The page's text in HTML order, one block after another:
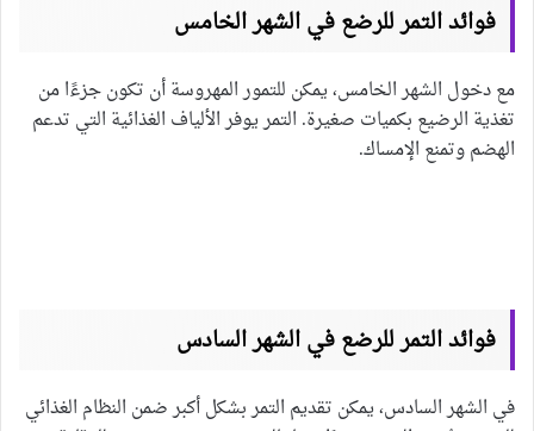
فوائد التمر للرضع في الشهر الخامس
مع دخول الشهر الخامس، يمكن للتمور المهروسة أن تكون جزءًا من
تغذية الرضيع بكميات صغيرة. التمر يوفر الألياف الغذائية التي تدعم
الهضم وتمنع الإمساك.
فوائد التمر للرضع في الشهر السادس
في الشهر السادس، يمكن تقديم التمر بشكل أكبر ضمن النظام الغذائي